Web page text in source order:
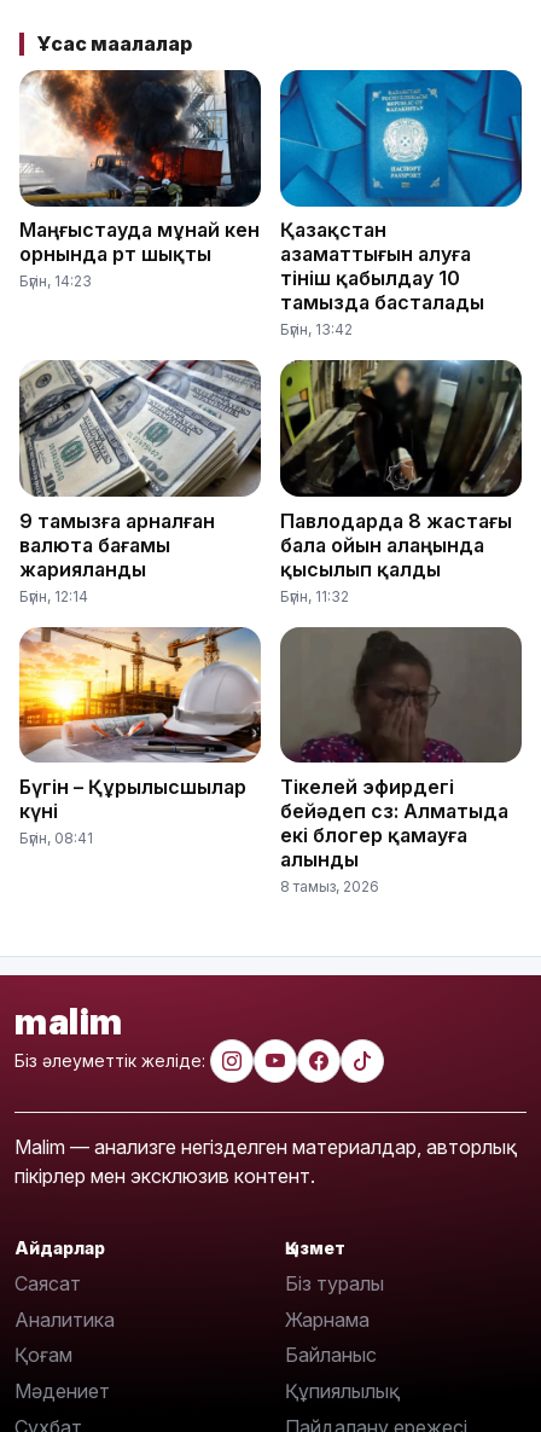
Ұқсас мақалалар
Маңғыстауда мұнай кен
орнында өрт шықты
Бүгін, 14:23
Қазақстан
азаматтығын алуға
өтініш қабылдау 10
тамызда басталады
Бүгін, 13:42
9 тамызға арналған
валюта бағамы
жарияланды
Бүгін, 12:14
Павлодарда 8 жастағы
бала ойын алаңында
қысылып қалды
Бүгін, 11:32
Бүгін – Құрылысшылар
күні
Бүгін, 08:41
Тікелей эфирдегі
бейәдеп сөз: Алматыда
екі блогер қамауға
алынды
8 тамыз, 2026
malim
Біз әлеуметтік желіде:
Malim — анализге негізделген материалдар, авторлық
пікірлер мен эксклюзив контент.
Айдарлар
Саясат
Аналитика
Қоғам
Мәдениет
Сұхбат
Қызмет
Біз туралы
Жарнама
Байланыс
Құпиялылық
Пайдалану ережесі